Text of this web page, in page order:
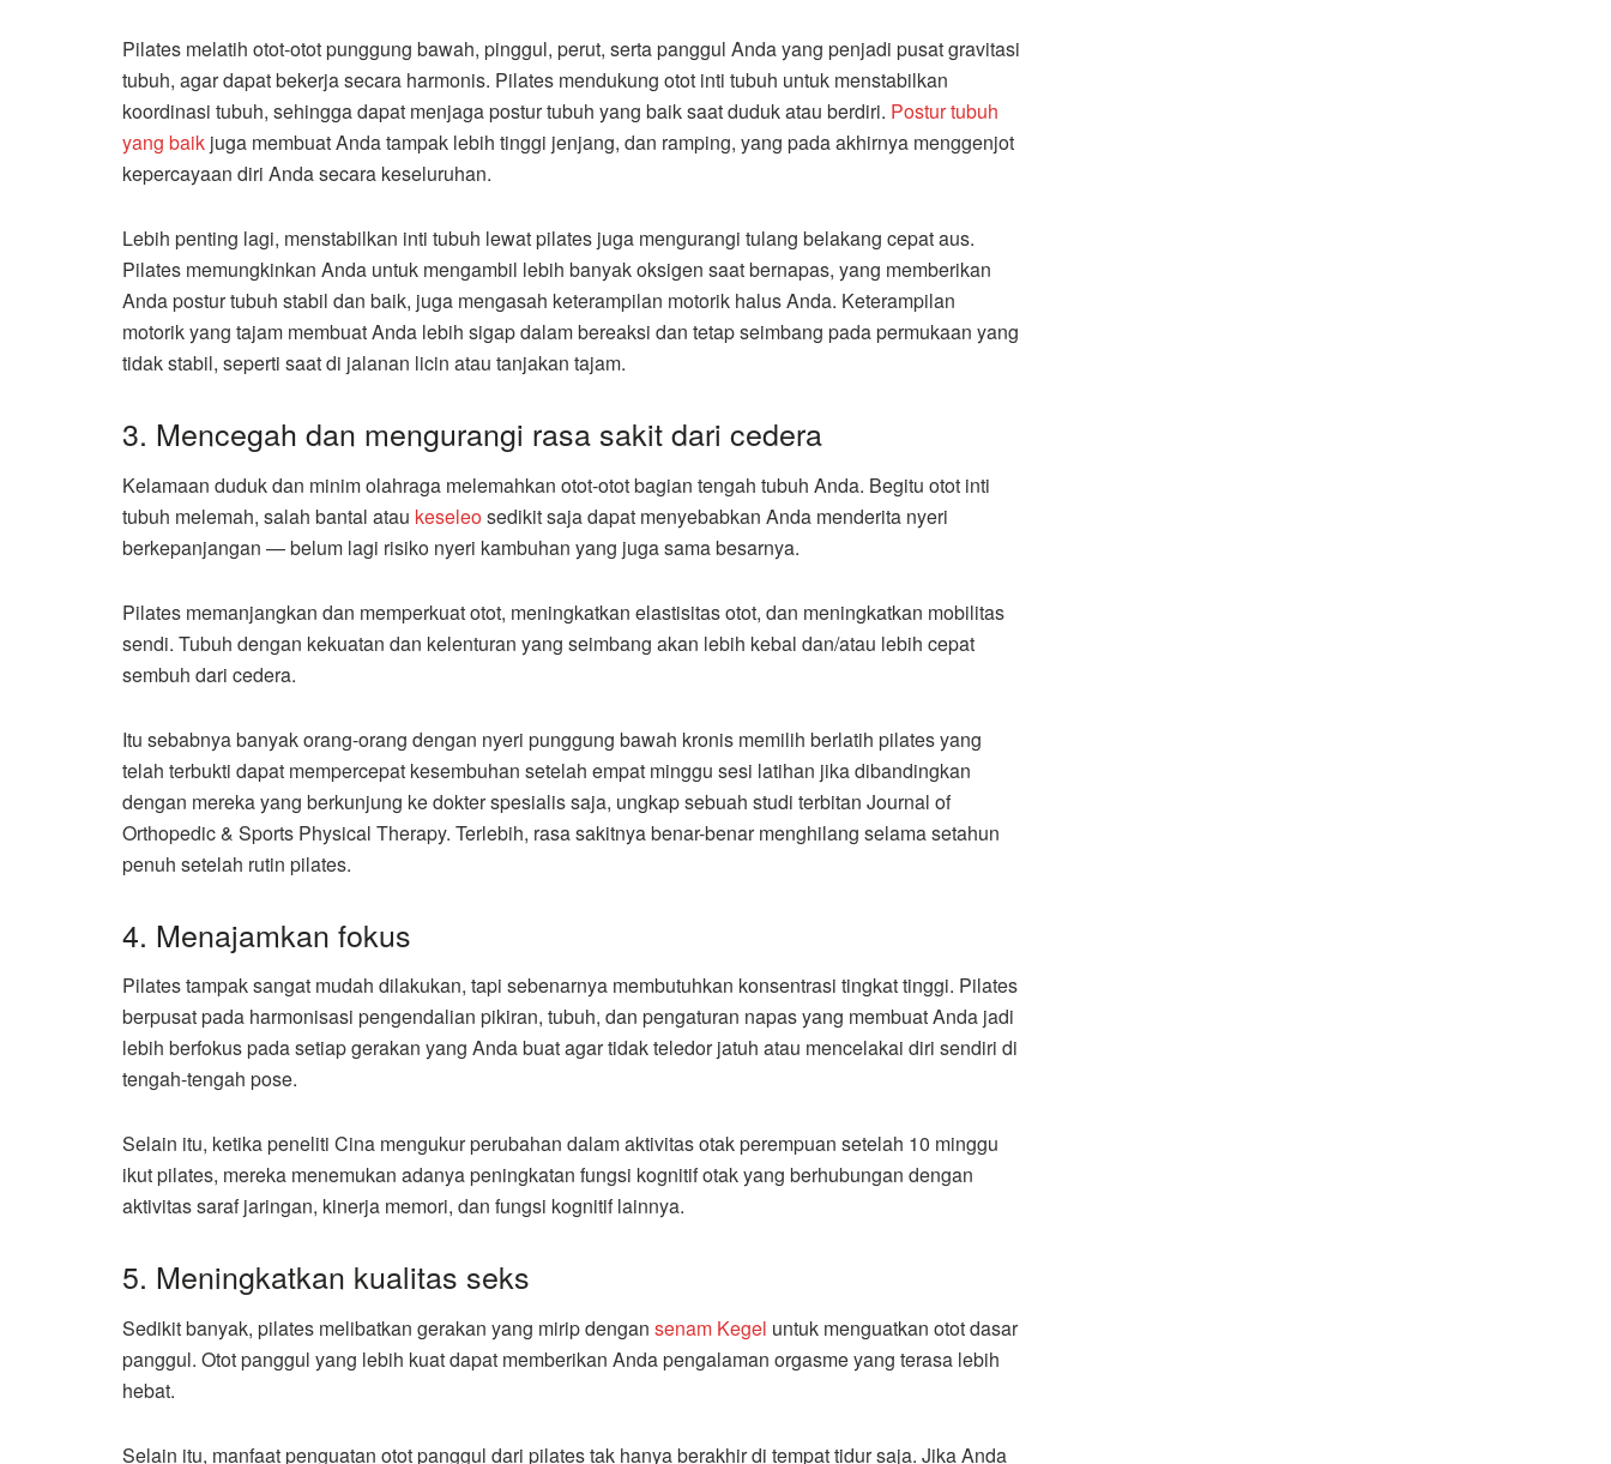
Pilates melatih otot-otot punggung bawah, pinggul, perut, serta panggul Anda yang penjadi pusat gravitasi
tubuh, agar dapat bekerja secara harmonis. Pilates mendukung otot inti tubuh untuk menstabilkan
koordinasi tubuh, sehingga dapat menjaga postur tubuh yang baik saat duduk atau berdiri. Postur tubuh
yang baik juga membuat Anda tampak lebih tinggi jenjang, dan ramping, yang pada akhirnya menggenjot
kepercayaan diri Anda secara keseluruhan.
Lebih penting lagi, menstabilkan inti tubuh lewat pilates juga mengurangi tulang belakang cepat aus.
Pilates memungkinkan Anda untuk mengambil lebih banyak oksigen saat bernapas, yang memberikan
Anda postur tubuh stabil dan baik, juga mengasah keterampilan motorik halus Anda. Keterampilan
motorik yang tajam membuat Anda lebih sigap dalam bereaksi dan tetap seimbang pada permukaan yang
tidak stabil, seperti saat di jalanan licin atau tanjakan tajam.
3. Mencegah dan mengurangi rasa sakit dari cedera
Kelamaan duduk dan minim olahraga melemahkan otot-otot bagian tengah tubuh Anda. Begitu otot inti
tubuh melemah, salah bantal atau keseleosedikit saja dapat menyebabkan Anda menderita nyeri
berkepanjangan — belum lagi risiko nyeri kambuhan yang juga sama besarnya.
Pilates memanjangkan dan memperkuat otot, meningkatkan elastisitas otot, dan meningkatkan mobilitas
sendi. Tubuh dengan kekuatan dan kelenturan yang seimbang akan lebih kebal dan/atau lebih cepat
sembuh dari cedera.
Itu sebabnya banyak orang-orang dengan nyeri punggung bawah kronis memilih berlatih pilates yang
telah terbukti dapat mempercepat kesembuhan setelah empat minggu sesi latihan jika dibandingkan
dengan mereka yang berkunjung ke dokter spesialis saja, ungkap sebuah studi terbitan Journal of
Orthopedic & Sports Physical Therapy. Terlebih, rasa sakitnya benar-benar menghilang selama setahun
penuh setelah rutin pilates.
4. Menajamkan fokus
Pilates tampak sangat mudah dilakukan, tapi sebenarnya membutuhkan konsentrasi tingkat tinggi. Pilates
berpusat pada harmonisasi pengendalian pikiran, tubuh, dan pengaturan napas yang membuat Anda jadi
lebih berfokus pada setiap gerakan yang Anda buat agar tidak teledor jatuh atau mencelakai diri sendiri di
tengah-tengah pose.
Selain itu, ketika peneliti Cina mengukur perubahan dalam aktivitas otak perempuan setelah 10 minggu
ikut pilates, mereka menemukan adanya peningkatan fungsi kognitif otak yang berhubungan dengan
aktivitas saraf jaringan, kinerja memori, dan fungsi kognitif lainnya.
5. Meningkatkan kualitas seks
Sedikit banyak, pilates melibatkan gerakan yang mirip dengan senam Kegel untuk menguatkan otot dasar
panggul. Otot panggul yang lebih kuat dapat memberikan Anda pengalaman orgasme yang terasa lebih
hebat.
Selain itu, manfaat penguatan otot panggul dari pilates tak hanya berakhir di tempat tidur saja. Jika Anda